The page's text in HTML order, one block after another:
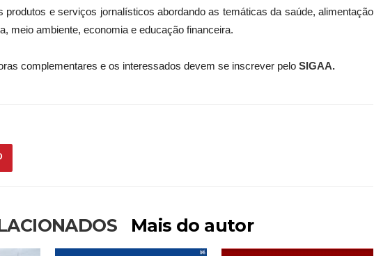
produtos e serviços jornalísticos abordando as temáticas da saúde, alimentação
meio ambiente, economia e educação financeira.
complementares e os interessados devem se inscrever pelo SIGAA.
Mais do autor